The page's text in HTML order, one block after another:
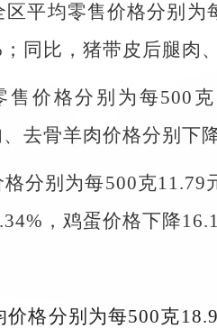
平均零售价格分别
同比，猪带皮后腿肉
价格分别为每500
去骨羊肉价格分别下
分别为每500克
，鸡蛋价格下降
格分别为每500克